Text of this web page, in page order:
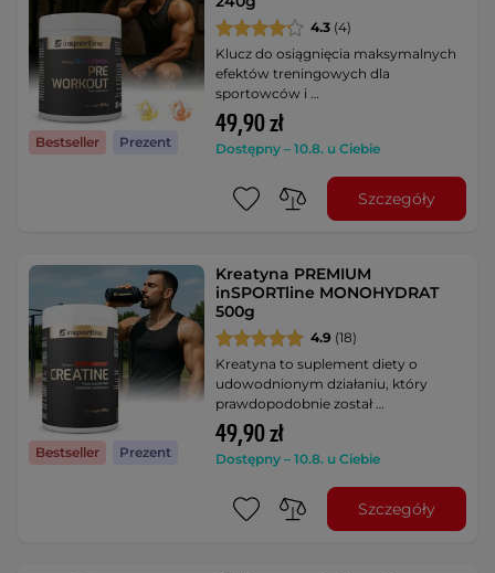
Bestseller Prezent
4.3 (4)
Klucz do osiągnięcia maksymalnych
efektów treningowych dla
sportowców i …
49,90 zł
Dostępny – 10.8. u Ciebie
Szczegóły
Bestseller Prezent
Kreatyna PREMIUM
inSPORTline MONOHYDRAT
500g
4.9 (18)
Kreatyna to suplement diety o
udowodnionym działaniu, który
prawdopodobnie został …
49,90 zł
Dostępny – 10.8. u Ciebie
Szczegóły